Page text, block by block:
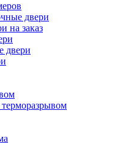
двери
на заказ
двери